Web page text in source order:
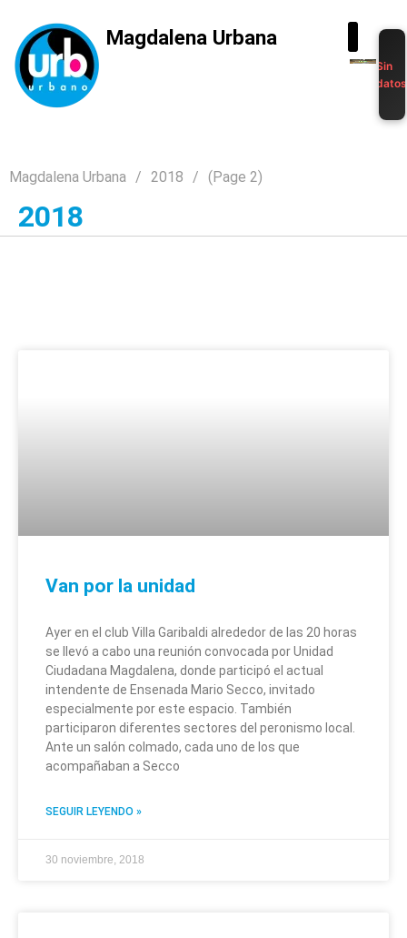
Magdalena Urbana
Sin
datos
Magdalena Urbana 2018 (Page 2)
2018
Van por la unidad
Ayer en el club Villa Garibaldi alrededor de las 20 horas
se llevó a cabo una reunión convocada por Unidad
Ciudadana Magdalena, donde participó el actual
intendente de Ensenada Mario Secco, invitado
especialmente por este espacio. También
participaron diferentes sectores del peronismo local.
Ante un salón colmado, cada uno de los que
acompañaban a Secco
SEGUIR LEYENDO »
30 noviembre, 2018